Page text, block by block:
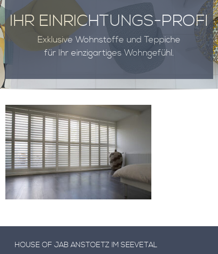
IHR EINRICHTUNGS-PROFI
Exklusive Wohnstoffe und Teppiche
für Ihr einzigartiges Wohngefühl.
HOUSE OF JAB ANSTOETZ IM SEEVETAL